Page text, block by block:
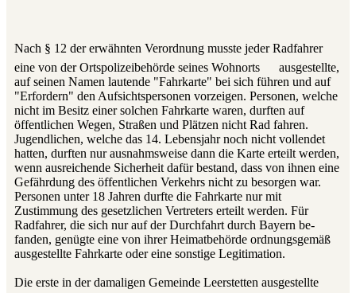
Nach § 12 der erwähnten Verordnung musste jeder Radfahrer
eine von der Ortspolizeibehörde seines Wohnorts
ausgestellte,
auf seinen Namen lautende "Fahrkarte" bei sich führen und auf
"Erfordern" den Aufsichtspersonen vorzeigen. Personen, welche
nicht im Besitz einer solchen Fahrkarte waren, durften auf
öffentlichen Wegen, Straßen und Plätzen nicht Rad fahren.
Jugendlichen, welche das 14. Lebensjahr noch nicht vollendet
hatten, durften nur ausnahmsweise dann die Karte erteilt werden,
wenn ausreichende Sicherheit dafür bestand, dass von ihnen eine
Gefährdung des öffentlichen Verkehrs nicht zu besorgen war.
Personen unter 18 Jahren durfte die Fahrkarte nur mit
Zustimmung des gesetzlichen Vertreters erteilt werden. Für
Radfahrer, die sich nur auf der Durchfahrt durch Bayern be­
fanden, genügte eine von ihrer Heimatbehörde ordnungsgemäß
ausgestellte Fahrkarte oder eine sonstige Legitimation.
Die erste in der damaligen Gemeinde Leerstetten ausgestellte